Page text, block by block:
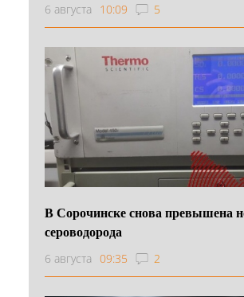
6 августа 10:09 5
В Сорочинске снова превышена
сероводорода
6 августа 09:35 2